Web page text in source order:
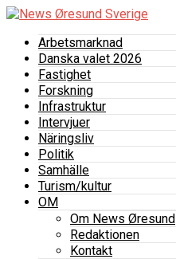
Arbetsmarknad
Danska valet 2026
Fastighet
Forskning
Infrastruktur
Intervjuer
Näringsliv
Politik
Samhälle
Turism/kultur
OM
Om News Øresund
Redaktionen
Kontakt